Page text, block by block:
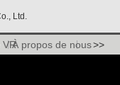
Ltd.
VRÀ propos de nous>>